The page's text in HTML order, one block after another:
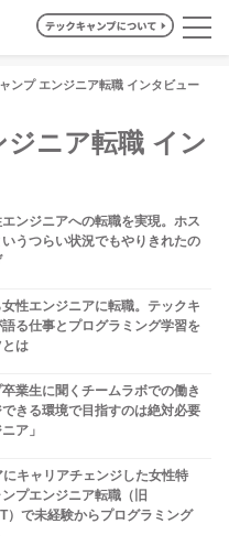
ンプ エンジニア転職 インタビュー
ニア転職 イン
ンジニアへの転職を実現。ホス
うつらい状況でもやりきれたの
性エンジニアに転職。テックキ
る仕事とプログラミング学習を
は
業生に聞くチームラボでの働き
きる環境で目指すのは絶対必要
ア」
キャリアチェンジした女性特
プエンジニア転職（旧
）で未経験からプログラミング